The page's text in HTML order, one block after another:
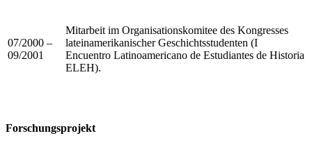
07/2000 –
09/2001
Mitarbeit im Organisationskomitee des Kongresses
lateinamerikanischer Geschichtsstudenten (I
Encuentro Latinoamericano de Estudiantes de Historia
ELEH).
Forschungsprojekt